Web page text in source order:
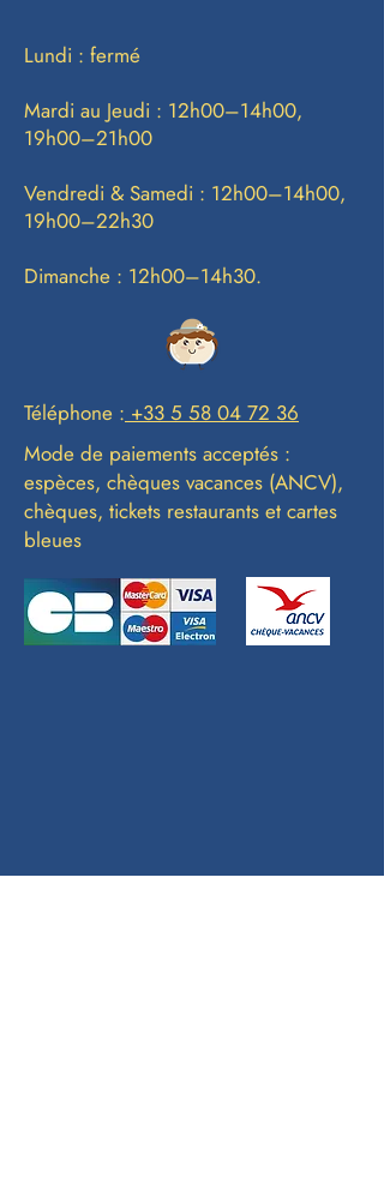
Lundi : fermé
Mardi au Jeudi : 12h00–14h00,
19h00–21h00
Vendredi & Samedi : 12h00–14h00,
19h00–22h30
Dimanche : 12h00–14h30.
Téléphone : +33 5 58 04 72 36
Mode de paiements acceptés :
espèces, chèques vacances (ANCV),
chèques, tickets restaurants et cartes
bleues